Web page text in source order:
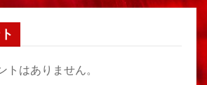
はありません。